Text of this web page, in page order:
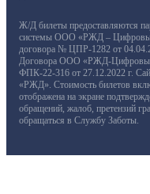
Ж/Д билеты предоставляются
системы ООО «РЖД – Цифровые
договора № ЦПР-1282 от
Договора ООО «РЖД-
ФПК-22-316 от 27.12.2022 г.
«РЖД». Стоимость билетов
отображена на экране
обращений, жалоб, претензий
обращаться в Службу Заботы.